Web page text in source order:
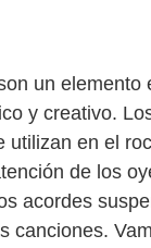
un elemento
y creativo.
utilizan en el
de los
acordes
canciones.